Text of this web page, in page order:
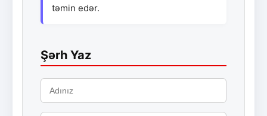
təmin edər.
Şərh Yaz